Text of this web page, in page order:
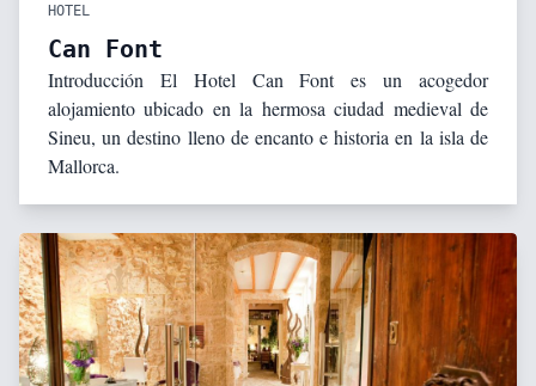
HOTEL
Can Font
Introducción El Hotel Can Font es un acogedor
alojamiento ubicado en la hermosa ciudad medieval de
Sineu, un destino lleno de encanto e historia en la isla de
Mallorca.